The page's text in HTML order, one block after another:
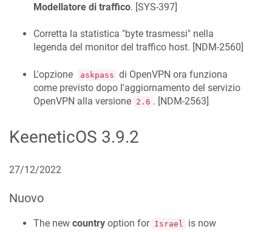
Modellatore di traffico. [SYS-397]
Corretta la statistica "byte trasmessi" nella
legenda del monitor del traffico host. [NDM-2560]
L'opzione askpass di OpenVPN ora funziona
come previsto dopo l'aggiornamento del servizio
OpenVPN alla versione 2.6 . [NDM-2563]
KeeneticOS 3.9.2
27/12/2022
Nuovo
The new country option for Israel
is now